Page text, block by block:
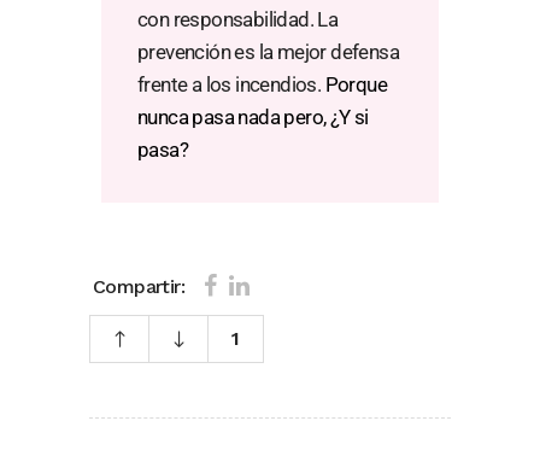
con responsabilidad. La
prevención es la mejor defensa
frente a los incendios. Porque
nunca pasa nada pero, ¿Y si
pasa?
Compartir:
1